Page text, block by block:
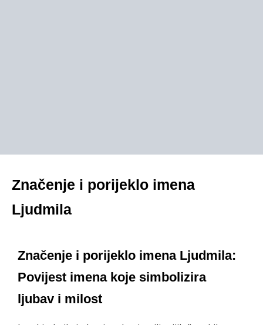
Značenje i porijeklo imena
Ljudmila
Značenje i porijeklo imena Ljudmila:
Povijest imena koje simbolizira
ljubav i milost